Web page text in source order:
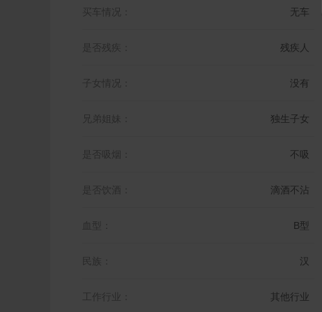
买车情况： 无车
是否残疾： 残疾人
子女情况： 没有
兄弟姐妹： 独生子女
是否吸烟： 不吸
是否饮酒： 滴酒不沾
血型： B型
民族： 汉
工作行业： 其他行业